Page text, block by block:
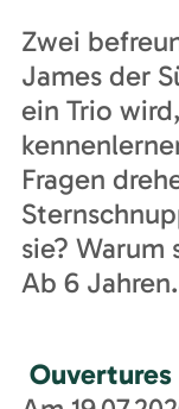
Zwei
James der
ein Trio
Fragen
sie? Warum
Ab 6 Jahren.
Ouvertures